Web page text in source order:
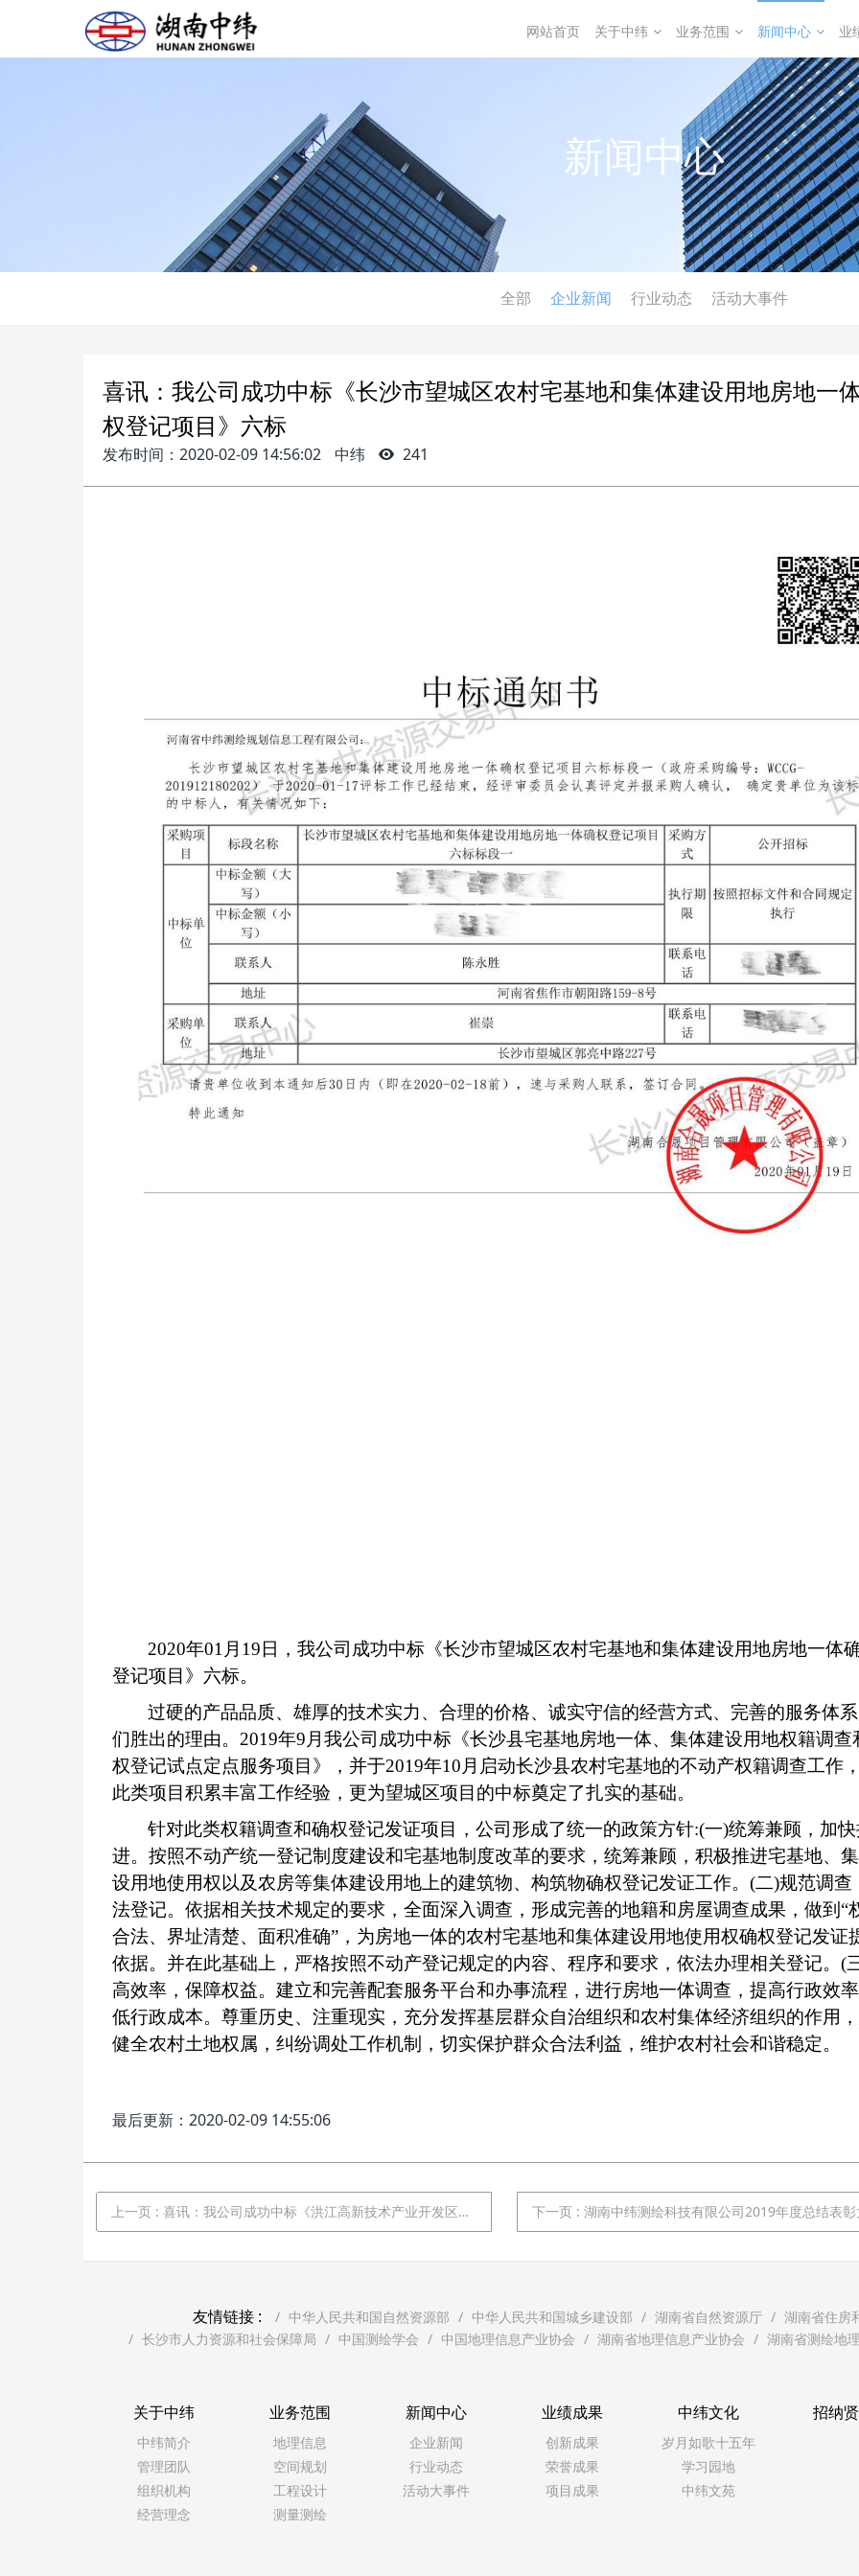
网站首页 关于中纬 业务范围 新闻中心 业
新闻中心
全部 企业新闻 行业动态 活动大事件
喜讯：我公司成功中标《长沙市望城区农村宅基地和集体建设用地房地一
权登记项目》六标
发布时间：2020-02-09 14:56:02 中纬 241
2020年01 月 19 日，我公司成功中标 《长沙市望城区农村宅基地和集体建设用地房地一体
登记项目 》 六标。
过硬的产品品质、雄厚的技术实力、合理的价格、诚实守信的经营方式、完善的服务体
们胜出的理由。 2019年9月我公司成功中标《长沙县宅基地房地一体、集体建设用地权籍调查
权登记试点定点服务项目》，并于2019年10月启动长沙县农村宅基地的不动产权籍调查工作
此类项目积累丰富工作经验，更为望城区项目的中标奠定了扎实的基础。
针对此类权籍调查和确权登记发证项目，公司形成了统一的政策方针:(一)统筹兼顾，加快
进。按照不动产统一登记制度建设和宅基地制度改革的要求，统筹兼顾，积极推进宅基地、
设用地使用权以及农房等集体建设用地上的建筑物、构筑物确权登记发证工作。(二)规范调查
法登记。依据相关技术规定的要求，全面深入调查，形成完善的地籍和房屋调查成果，做到“
合法、界址清楚、面积准确”，为房地一体的农村宅基地和集体建设用地使用权确权登记发证
依据。并在此基础上，严格按照不动产登记规定的内容、程序和要求，依法办理相关登记。(
高效率，保障权益。建立和完善配套服务平台和办事流程，进行房地一体调查，提高行政效
低行政成本。尊重历史、注重现实，充分发挥基层群众自治组织和农村集体经济组织的作用
健全农村土地权属，纠纷调处工作机制，切实保护群众合法利益，维护农村社会和谐稳定。
最后更新：2020-02-09 14:55:06
上一页 : 喜讯：我公司成功中标《洪江高新技术产业开发区（洪江区）调区扩区项目涉及桂花园乡土地利用总体规划调整》项目 下一页 : 湖南中纬测绘科技有限公司2019年度总结表彰大会隆
友情链接 : 中华人民共和国自然资源部 中华人民共和国城乡建设部 湖南省自然资源厅 湖南省住房
长沙市人力资源和社会保障局
中国测绘学会 中国地理信息产业协会 湖南省地理信息产业协会 湖南省测绘地
关于中纬
中纬简介
管理团队
组织机构
经营理念
业务范围
地理信息
空间规划
工程设计
测量测绘
新闻中心
企业新闻
行业动态
活动大事件
业绩成果
创新成果
荣誉成果
项目成果
中纬文化
岁月如歌十五年
学习园地
中纬文苑
招纳